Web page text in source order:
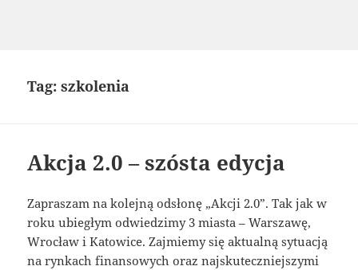
Tag:szkolenia
Akcja 2.0 – szósta edycja
Zapraszam na kolejną odsłonę „Akcji 2.0”. Tak jak w
roku ubiegłym odwiedzimy 3 miasta – Warszawę,
Wrocław i Katowice. Zajmiemy się aktualną sytuacją
na rynkach finansowych oraz najskuteczniejszymi